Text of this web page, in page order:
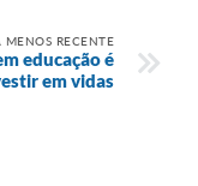
MENOS RECENTE
educação é
em vidas